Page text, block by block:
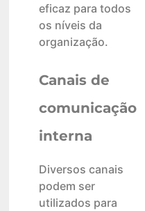
eficaz para todos
os níveis da
organização.
Canais de
comunicação
interna
Diversos canais
podem ser
utilizados para